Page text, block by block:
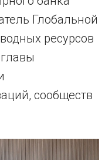
Глобальной
ресурсов
сообществ